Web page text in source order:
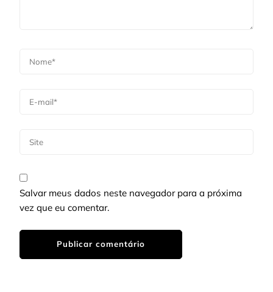
Salvar meus dados neste navegador para a próxima
vez que eu comentar.